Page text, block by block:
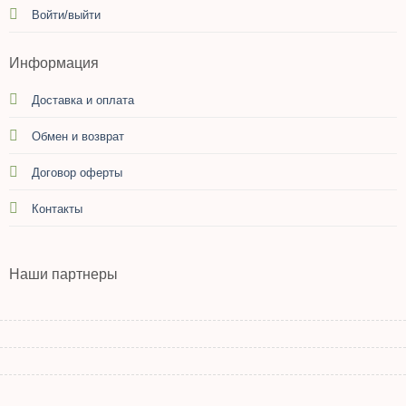
Войти/выйти
Информация
Доставка и оплата
Обмен и возврат
Договор оферты
Контакты
Наши партнеры